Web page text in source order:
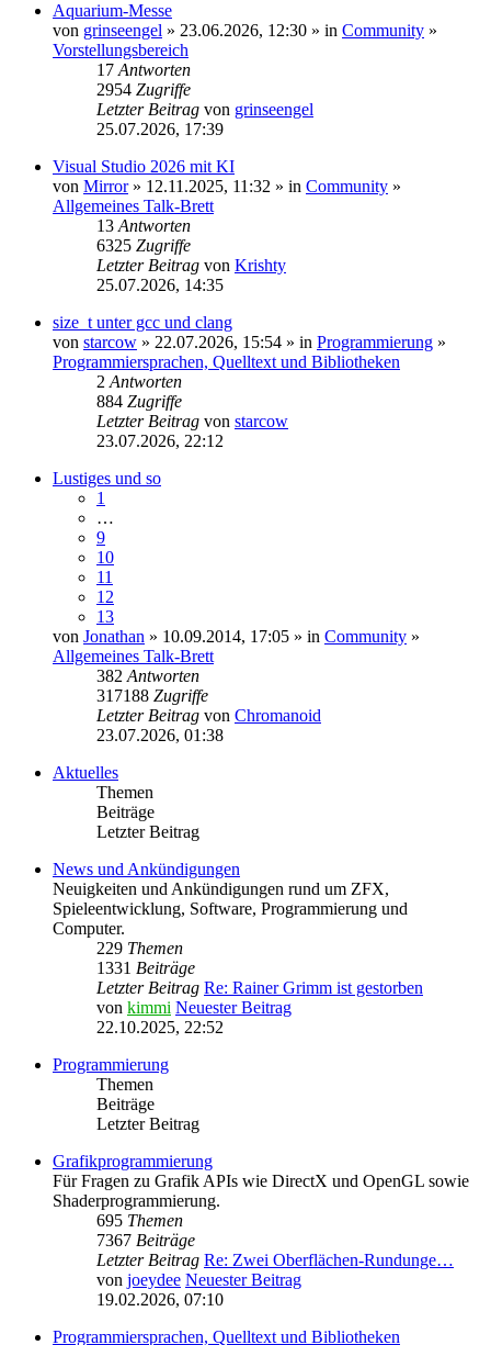
Aquarium-Messe
von grinseengel » 23.06.2026, 12:30 » in Community »
Vorstellungsbereich
17Antworten
2954 Zugriffe
Letzter Beitrag von grinseengel
25.07.2026, 17:39
Visual Studio 2026 mit KI
von Mirror» 12.11.2025, 11:32 » in Community »
Allgemeines Talk-Brett
13Antworten
6325 Zugriffe
Letzter Beitrag von Krishty
25.07.2026, 14:35
size_t unter gcc und clang
von starcow » 22.07.2026, 15:54 » in Programmierung »
Programmiersprachen, Quelltext und Bibliotheken
2Antworten
884 Zugriffe
Letzter Beitrag von starcow
23.07.2026, 22:12
Lustiges und so
1
…
9
10
11
12
13
von Jonathan » 10.09.2014, 17:05 » in Community »
Allgemeines Talk-Brett
382Antworten
317188 Zugriffe
Letzter Beitrag von Chromanoid
23.07.2026, 01:38
Aktuelles
Themen
Beiträge
Letzter Beitrag
News und Ankündigungen
Neuigkeiten und Ankündigungen rund um ZFX,
Spieleentwicklung, Software, Programmierung und
Computer.
229 Themen
1331 Beiträge
Letzter Beitrag Re: Rainer Grimm ist gestorben
von kimmi Neuester Beitrag
22.10.2025, 22:52
Programmierung
Themen
Beiträge
Letzter Beitrag
Grafikprogrammierung
Für Fragen zu Grafik APIs wie DirectX und OpenGL sowie
Shaderprogrammierung.
695 Themen
7367 Beiträge
Letzter Beitrag Re: Zwei Oberflächen-Rundunge…
von joeydee Neuester Beitrag
19.02.2026, 07:10
Programmiersprachen, Quelltext und Bibliotheken